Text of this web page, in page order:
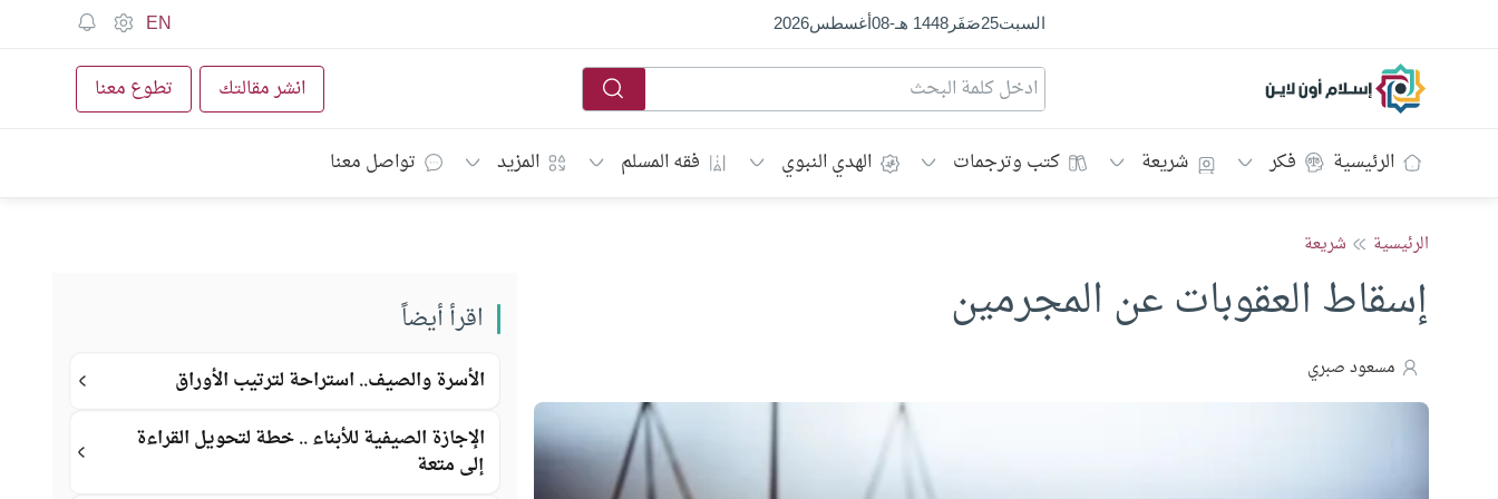
السبت25صَفَر1448 هـ -
08أغسطس2026
EN
إسلام أون لاين انشر مقالتك تطوع معنا
الرئيسية فكر شريعة كتب وترجمات الهدي النبوي فقه المسلم المزيد تواصل معنا
الرئيسية شريعة
إسقاط العقوبات عن المجرمين
مسعود صبري
اقرأ أيضاً
الأسرة والصيف.. استراحة لترتيب الأوراق
الإجازة الصيفية للأبناء .. خطة لتحويل القراءة
إلى متعة